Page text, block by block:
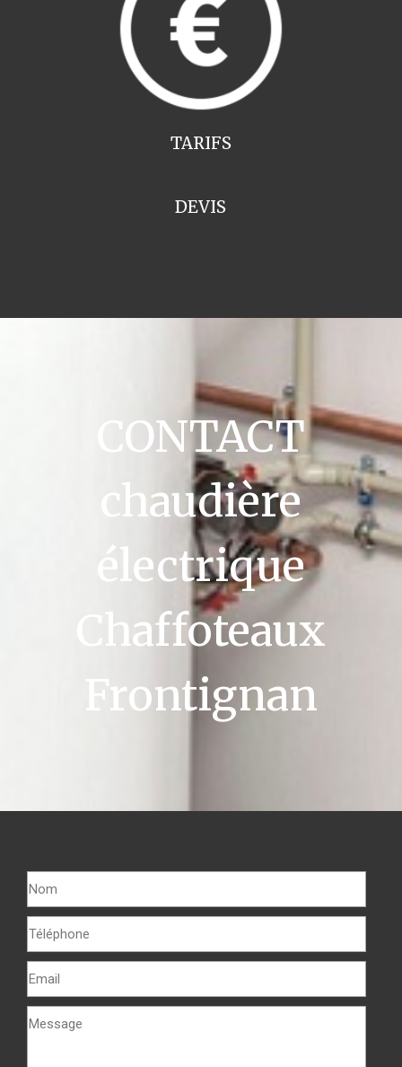
TARIFS
DEVIS
CONTACT
chaudière
électrique
Chaffoteaux
Frontignan